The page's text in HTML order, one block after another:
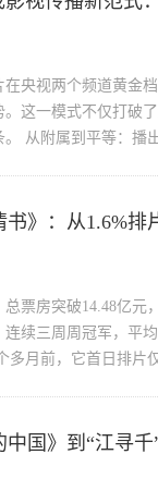
央视两个频道黄金
这一模式不仅打破
从附属到平等：播
书》：从1.6%
票房突破14.48亿元
续三周周冠军，平
多月前，它首日排片
国》到“江寻